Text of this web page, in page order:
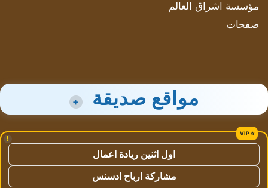
مؤسسة اشراق العالم
صفحات
مواقع صديقة +
!
اول اثنين ريادة اعمال
مشاركة ارباح ادسنس